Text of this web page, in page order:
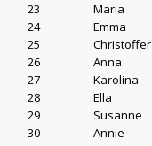
23
Maria
24
Emma
25
Christoffer
26
Anna
27
Karolina
28
Ella
29
Susanne
30
Annie